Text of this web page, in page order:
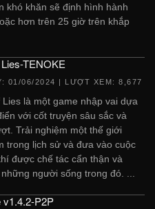
khó khăn sẽ định hình hành
hơn trên 25 giờ trên khắp
TENOKE
01/06/2024 | LƯỢT XEM: 8,677
Lies là một game nhập vai dựa
với cốt truyện sâu sắc và
Trải nghiệm một thế giới
trong lịch sử và đưa vào cuộc
được chế tác cẩn thận và
người sống trong đó. ...
v1.4.2-P2P